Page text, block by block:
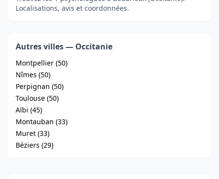
Localisations, avis et coordonnées.
Autres villes — Occitanie
Montpellier (50)
Nîmes (50)
Perpignan (50)
Toulouse (50)
Albi (45)
Montauban (33)
Muret (33)
Béziers (29)